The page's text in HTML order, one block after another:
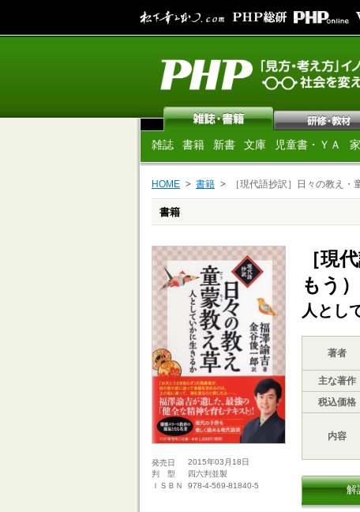
雑誌 書籍 新書 文庫 児童書・ＹＡ
HOME 書籍 ［現代語抄訳］日々の教え
書籍
発売日
2015年03月18日
判 型
四六判並製
ＩＳＢＮ
978-4-569-81840-5
［現
もう
人とし
著者
主な著作
税込価格
内容
解